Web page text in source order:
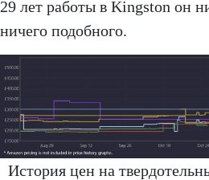
29 лет работы в Kingston он
ничего подобного.
История цен на